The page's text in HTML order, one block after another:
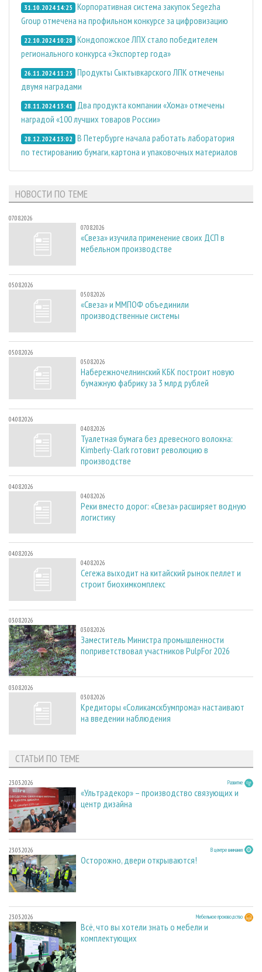
31.10.2024 14:25 Корпоративная система закупок Segezha
Group отмечена на профильном конкурсе за цифровизацию
22.10.2024 10:28 Кондопожское ЛПХ стало победителем
регионального конкурса «Экспортер года»
26.11.2024 11:25 Продукты Сыктывкарского ЛПК отмечены
двумя наградами
28.11.2024 13:41
Два продукта компании «Хома» отмечены
наградой «100 лучших товаров России»
28.12.2024 13:02 В Петербурге начала работать лаборатория
по тестированию бумаги, картона и упаковочных материалов
НОВОСТИ ПО ТЕМЕ
07.08.2026
07.08.2026
«Свеза» изучила применение своих ДСП в
мебельном производстве
05.08.2026
05.08.2026
«Свеза» и ММПОФ объединили
производственные системы
05.08.2026
05.08.2026
Набережночелнинский КБК построит новую
бумажную фабрику за 3 млрд рублей
04.08.2026
04.08.2026
Туалетная бумага без древесного волокна:
Kimberly-Clark готовит революцию в
производстве
04.08.2026
04.08.2026
Реки вместо дорог: «Свеза» расширяет водную
логистику
04.08.2026
04.08.2026
Сегежа выходит на китайский рынок пеллет и
строит биохимкомплекс
03.08.2026
03.08.2026
Заместитель Министра промышленности
поприветствовал участников PulpFor 2026
03.08.2026
03.08.2026
Кредиторы «Соликамскбумпрома» настаивают
на введении наблюдения
СТАТЬИ ПО ТЕМЕ
23.03.2026 Развитие
«Ультрадекор» – производство связующих и
центр дизайна
23.03.2026 В центре внимания
Осторожно, двери открываются!
23.03.2026 Мебельное производство
Всё, что вы хотели знать о мебели и
комплектующих